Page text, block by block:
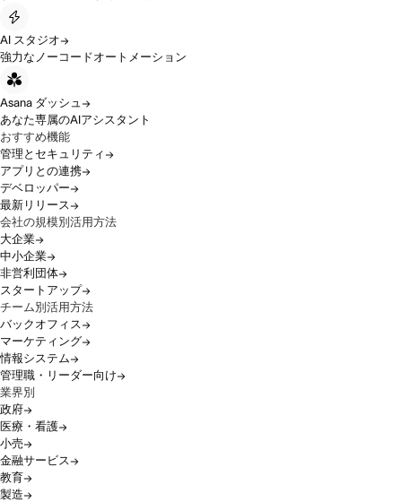
AI スタジオ
強力なノーコードオートメーション
Asana ダッシュ
あなた専属のAIアシスタント
おすすめ機能
管理とセキュリティ
アプリとの連携
デベロッパー
最新リリース
会社の規模別活用方法
大企業
中小企業
非営利団体
スタートアップ
チーム別活用方法
バックオフィス
マーケティング
情報システム
管理職・リーダー向け
業界別
政府
医療・看護
小売
金融サービス
教育
製造